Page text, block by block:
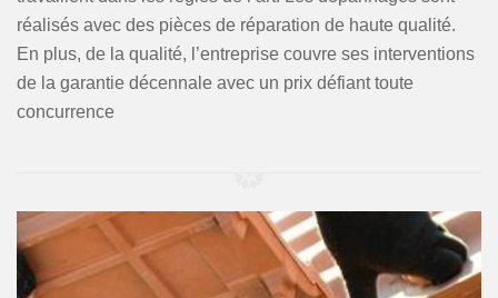
réalisés avec des pièces de réparation de haute qualité.
En plus, de la qualité, l’entreprise couvre ses interventions
de la garantie décennale avec un prix défiant toute
concurrence